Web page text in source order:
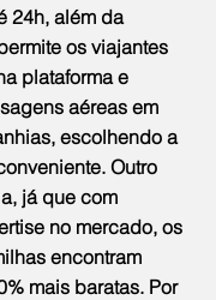
24h, além da
os viajantes
plataforma e
aéreas em
escolhendo a
Outro
já que com
no mercado, os
encontram
mais baratas. Por